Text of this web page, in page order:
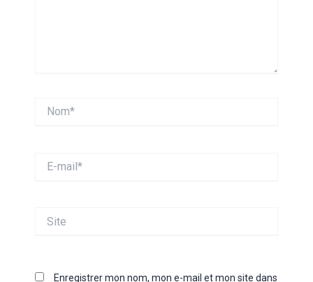
mail*
Enregistrer mon nom, mon e-mail et mon site dans